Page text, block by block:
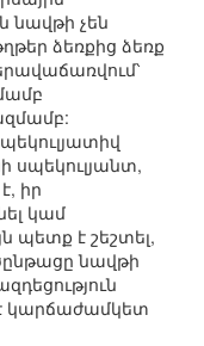
նավթի չեն
ձեռքից ձեռք
սպեկուլյանտ,
իր
կամ
պետք է շեշտել,
նավթի
է կարճաժամկետ